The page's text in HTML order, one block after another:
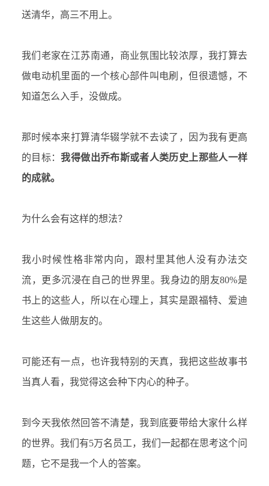
送清华，高三不用上。
我们老家在江苏南通，商业氛围比较浓厚，我打算去
做电动机里面的一个核心部件叫电刷，但很遗憾，不
知道怎么入手，没做成。
那时候本来打算清华辍学就不去读了，因为我有更高
的目标：我得做出乔布斯或者人类历史上那些人一样
的成就。
为什么会有这样的想法？
我小时候性格非常内向，跟村里其他人没有办法交
流，更多沉浸在自己的世界里。我身边的朋友80%是
书上的这些人，所以在心理上，其实是跟福特、爱迪
生这些人做朋友的。
可能还有一点，也许我特别的天真，我把这些故事书
当真人看，我觉得这会种下内心的种子。
到今天我依然回答不清楚，我到底要带给大家什么样
的世界。我们有5万名员工，我们一起都在思考这个问
题，它不是我一个人的答案。